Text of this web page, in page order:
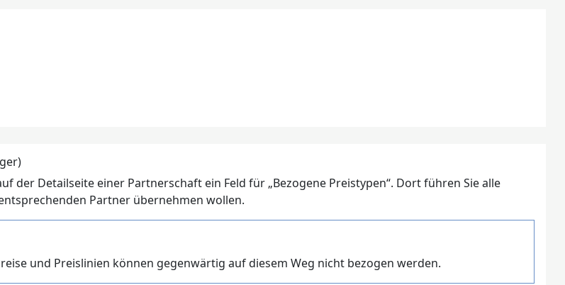
der Detailseite einer Partnerschaft ein Feld für „Bezogene Preistypen“. Dort führen Sie alle
Partner übernehmen wollen.
und Preislinien können gegenwärtig auf diesem Weg nicht bezogen werden.